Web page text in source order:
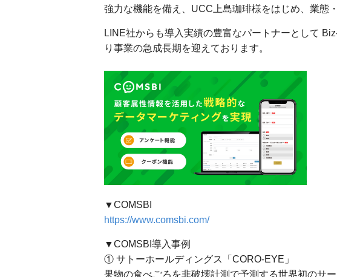
強力な機能を備え、UCC上島珈琲様をはじめ、業態
LINE社からも導入実績の豊富なパートナーとして
り事業の急成長期を迎えております。
▼COMSBI
https://www.comsbi.com/
▼COMSBI導入事例
① サトーホールディングス「CORO-EYE」
果物の食べごろを非破壊計測で予測する世界初のサ